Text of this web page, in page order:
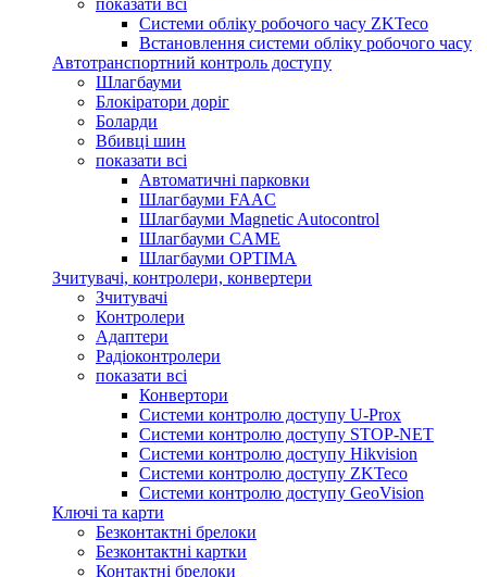
Системи обліку робочого часу ZKTeco
Встановлення системи обліку робочого часу
Автотранспортний контроль доступу
Шлагбауми
Блокіратори доріг
Боларди
Вбивці шин
показати всі
Автоматичні парковки
Шлагбауми FAAC
Шлагбауми Magnetic Autocontrol
Шлагбауми CAME
Шлагбауми OPTIMA
Зчитувачі, контролери, конвертери
Зчитувачі
Контролери
Адаптери
Радіоконтролери
показати всі
Конвертори
Системи контролю доступу U-Prox
Системи контролю доступу STOP-NET
Системи контролю доступу Hikvision
Системи контролю доступу ZKTeco
Системи контролю доступу GeoVision
Ключі та карти
Безконтактні брелоки
Безконтактні картки
Контактні брелоки